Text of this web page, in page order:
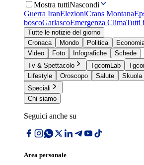
Mostra tuttiNascondi
Guerra IranElezioniCrans Montana
boscoGarlascoEmergenza ClimaTutti
Tutte le notizie del giorno
Cronaca
Mondo Politica
Video
Foto Infografiche
Schede
Tv & Spettacolo
TgcomLab
Lifestyle
Oroscopo Salute Skuola
Speciali
Chi siamo
Seguici anche su
Area personale